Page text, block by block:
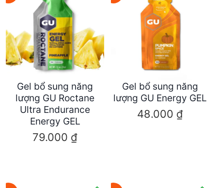
Gel bổ sung năng
lượng GU Roctane
Ultra Endurance
Energy GEL
79.000 ₫
Gel bổ sung năng
lượng GU Energy GEL
48.000 ₫